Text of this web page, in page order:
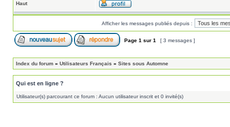
Haut
Afficher les messages publiés depuis :
Page 1 sur 1 [ 3 messages ]
Index du forum » Utilisateurs Français » Sites sous Automne
Qui est en ligne ?
Utilisateur(s) parcourant ce forum : Aucun utilisateur inscrit et 0 invité(s)